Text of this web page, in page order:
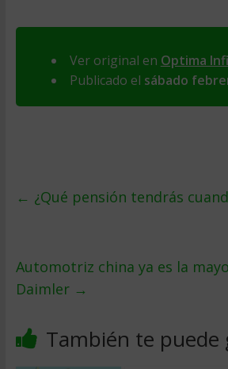
Ver original en Optima
Publicado el sábado
← ¿Qué pensión tendrás
Automotriz china ya es la
Daimler →
También te puede